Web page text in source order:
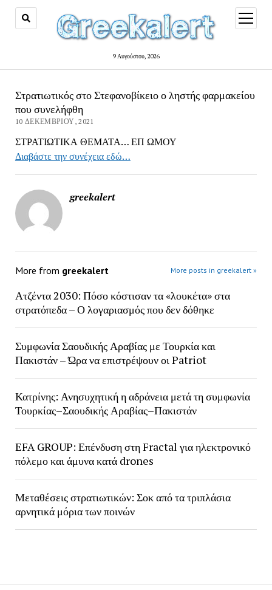
9 Αυγούστου, 2026
open
menu
Στρατιωτικός στο Στεφανοβίκειο ο ληστής φαρμακείου
που συνελήφθη
10 ΔΕΚΕΜΒΡΊΟΥ, 2021
ΣΤΡΑΤΙΩΤΙΚΑ ΘΕΜΑΤΑ… ΕΠ ΩΜΟΥ
Διαβάστε την συνέχεια εδώ…
greekalert
More from greekalert More posts in greekalert »
Ατζέντα 2030: Πόσο κόστισαν τα «λουκέτα» στα
στρατόπεδα – Ο λογαριασμός που δεν δόθηκε
Συμφωνία Σαουδικής Αραβίας με Τουρκία και
Πακιστάν – Ώρα να επιστρέψουν οι Patriot
Κατρίνης: Ανησυχητική η αδράνεια μετά τη συμφωνία
Τουρκίας–Σαουδικής Αραβίας–Πακιστάν
EFA GROUP: Επένδυση στη Fractal για ηλεκτρονικό
πόλεμο και άμυνα κατά drones
Μεταθέσεις στρατιωτικών: Σοκ από τα τριπλάσια
αρνητικά μόρια των ποινών